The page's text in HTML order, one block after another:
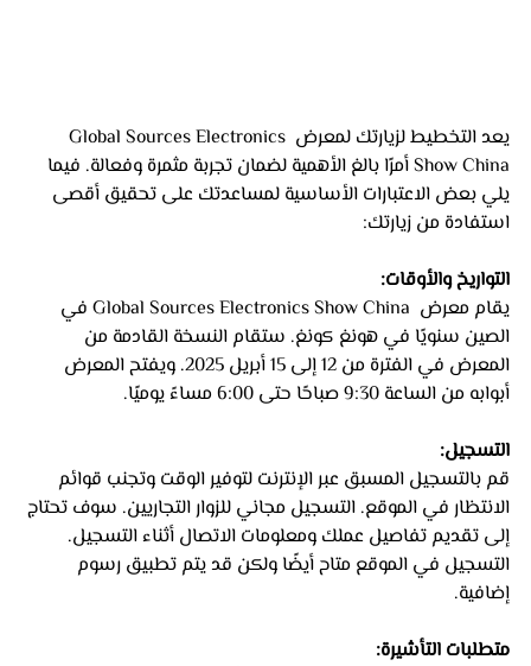
يعد التخطيط لزيارتك لمعرض Global Sources Electronics
Show China أمرًا بالغ الأهمية لضمان تجربة مثمرة وفعالة. فيما
يلي بعض الاعتبارات الأساسية لمساعدتك على تحقيق أقصى
استفادة من زيارتك:
التواريخ والأوقات:
يقام معرض  Global Sources Electronics Show China في
الصين سنويًا في هونغ كونغ. ستقام النسخة القادمة من
المعرض في الفترة من 12 إلى 15 أبريل 2025. ويفتح المعرض
أبوابه من الساعة 9:30 صباحًا حتى 6:00 مساءً يوميًا.
التسجيل:
قم بالتسجيل المسبق عبر الإنترنت لتوفير الوقت وتجنب قوائم
الانتظار في الموقع. التسجيل مجاني للزوار التجاريين. سوف تحتاج
إلى تقديم تفاصيل عملك ومعلومات الاتصال أثناء التسجيل.
التسجيل في الموقع متاح أيضًا ولكن قد يتم تطبيق رسوم
إضافية.
متطلبات التأشيرة: